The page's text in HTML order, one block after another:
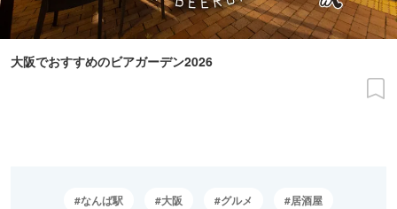
大阪でおすすめのビアガーデン2026
なんば駅 大阪 グルメ 居酒屋